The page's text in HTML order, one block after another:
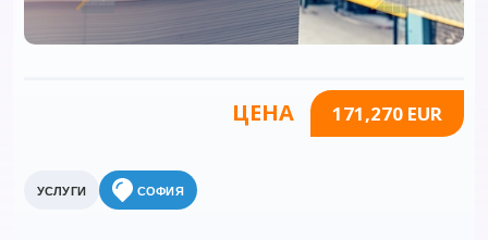
ЦЕНА 171,270 EUR
УСЛУГИ СОФИЯ